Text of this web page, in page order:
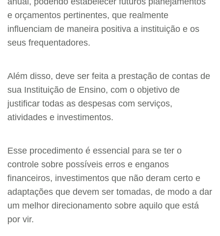
e orçamentos pertinentes, que realmente
influenciam de maneira positiva a instituição e os
seus frequentadores.
Além disso, deve ser feita a prestação de contas de
sua Instituição de Ensino, com o objetivo de
justificar todas as despesas com serviços,
atividades e investimentos.
Esse procedimento é essencial para se ter o
controle sobre possíveis erros e enganos
financeiros, investimentos que não deram certo e
adaptações que devem ser tomadas, de modo a dar
um melhor direcionamento sobre aquilo que está
por vir.